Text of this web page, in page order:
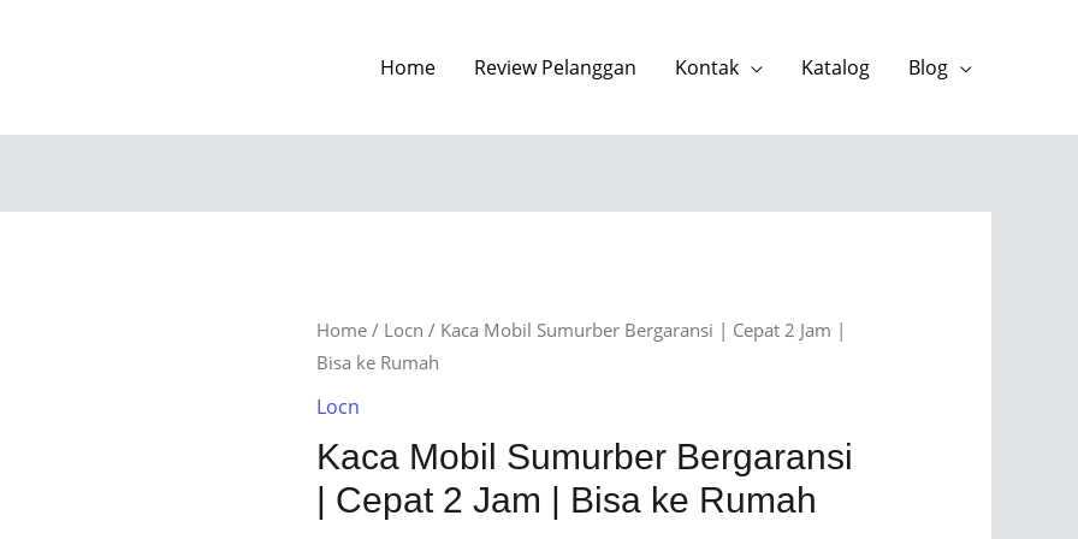
Home Review Pelanggan Kontak Katalog Blog
Home / Locn / Kaca Mobil Sumurber Bergaransi | Cepat 2 Jam |
Bisa ke Rumah
Locn
Kaca Mobil Sumurber Bergaransi
| Cepat 2 Jam | Bisa ke Rumah